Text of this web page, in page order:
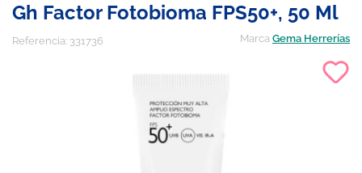
Gh Factor Fotobioma FPS50+, 50 Ml
Referencia: 331736 Marca Gema Herrerías